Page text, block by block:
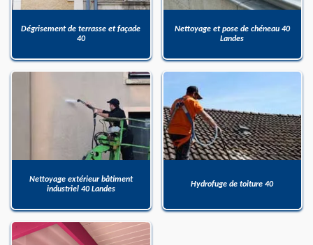
Dégrisement de terrasse et façade
40
Nettoyage et pose de chéneau 40
Landes
Nettoyage extérieur bâtiment
industriel 40 Landes
Hydrofuge de toiture 40